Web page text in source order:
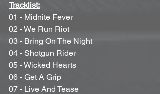
Tracklist:
01 - Midnite Fever
02 - We Run Riot
03 - Bring On The Night
04 - Shotgun Rider
05 - Wicked Hearts
06 - Get A Grip
07 - Live And Tease